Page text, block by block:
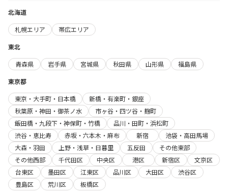
北海道
札幌エリア
帯広エリア
東北
青森県
岩手県 宮城県 秋田県 山形県
福島県
東京都
東京・大手町・日本橋
新橋・有楽町・銀座
秋葉原・神田・御茶ノ水
市ヶ谷・四ツ谷・麹町
飯田橋・九段下・神保町・竹橋
品川・田町・浜松町
渋谷・恵比寿
赤坂・六本木・麻布 新宿
池袋・高田馬場
大森・羽田
上野・浅草・日暮里 五反田
その他東部
その他西部
千代田区 中央区 港区 新宿区
文京区
台東区
墨田区 江東区 品川区 大田区
渋谷区
豊島区
荒川区
板橋区